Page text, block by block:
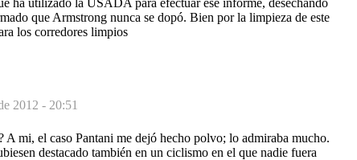
que Armstrong nunca se dopó. Bien por la limpieza de este
los corredores limpios
2012 - 20:51
A mi, el caso Pantani me dejó hecho polvo; lo admiraba mucho.
destacado también en un ciclismo en el que nadie fuera